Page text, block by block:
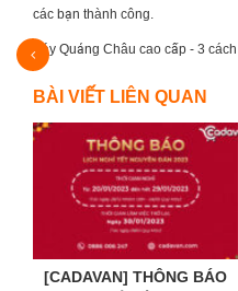
các bạn thành công.
3+ Nguồn
BÀI VIẾT LIÊN QUAN
[CADAVAN] THÔNG BÁO